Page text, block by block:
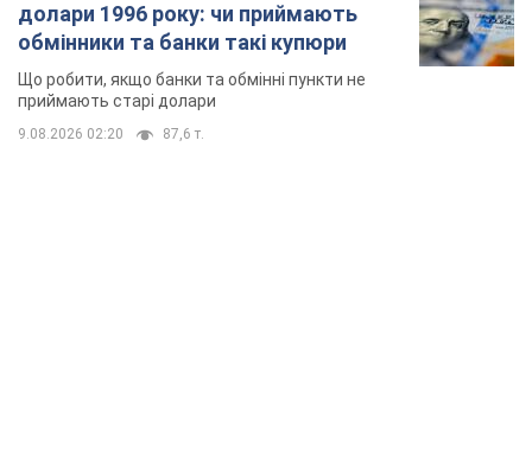
долари 1996 року: чи приймають
обмінники та банки такі купюри
Що робити, якщо банки та обмінні пункти не
приймають старі долари
9.08.2026 02:20 87,6 т.